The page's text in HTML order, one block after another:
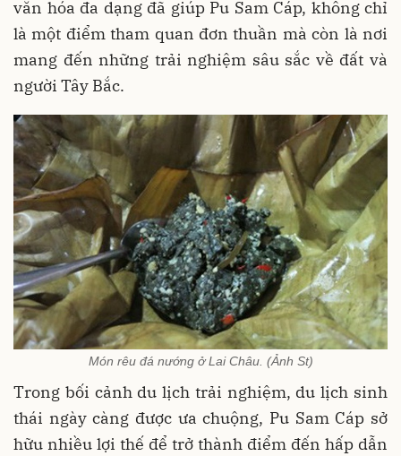
văn hóa đa dạng đã giúp Pu Sam Cáp, không chỉ
là một điểm tham quan đơn thuần mà còn là nơi
mang đến những trải nghiệm sâu sắc về đất và
người Tây Bắc.
Món rêu đá nướng ở Lai Châu. (Ảnh St)
Trong bối cảnh du lịch trải nghiệm, du lịch sinh
thái ngày càng được ưa chuộng, Pu Sam Cáp sở
hữu nhiều lợi thế để trở thành điểm đến hấp dẫn